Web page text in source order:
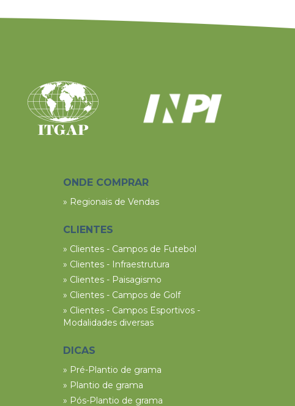
ONDE COMPRAR
» Regionais de Vendas
CLIENTES
» Clientes - Campos de Futebol
» Clientes - Infraestrutura
» Clientes - Paisagismo
» Clientes - Campos de Golf
» Clientes - Campos Esportivos -
Modalidades diversas
DICAS
» Pré-Plantio de grama
» Plantio de grama
» Pós-Plantio de grama